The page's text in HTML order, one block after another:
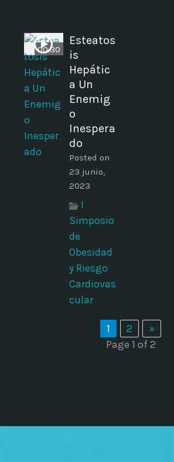
00:30
Esteatos
is
Hepátic
a Un
Enemig
o
Inespera
do
Posted on
23 junio,
2023
I
Simposio
de
Obesidad
y Riesgo
Cardiovas
cular
1 2
»
Page 1 of 2